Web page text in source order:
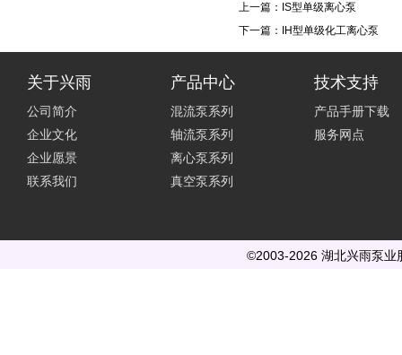
上一篇： IS型单级离心泵
下一篇：
IH型单级化工离心泵
关于兴雨
公司简介
企业文化
企业愿景
联系我们
产品中心
混流泵系列
轴流泵系列
离心泵系列
真空泵系列
技术支持
产品手册下载
服务网点
©2003-2026 湖北兴雨泵